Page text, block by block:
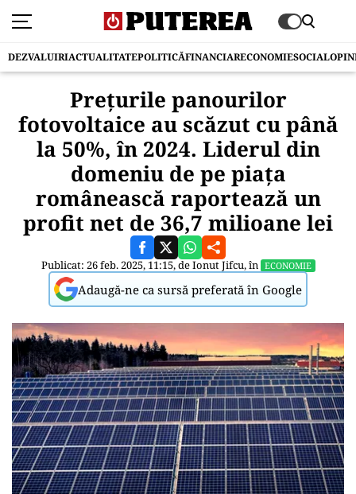
DEZVALUIRIACTUALITATEPOLITICĂFINANCIARECONOMIESOCIAL
Prețurile panourilor
fotovoltaice au scăzut cu până
la 50%, în 2024. Liderul din
domeniu de pe piaţa
românească raportează un
profit net de 36,7 milioane lei
Publicat: 26 feb. 2025, 11:15, deIonut Jifcu, în ECONOMIE
Adaugă-ne ca sursă preferată în Google